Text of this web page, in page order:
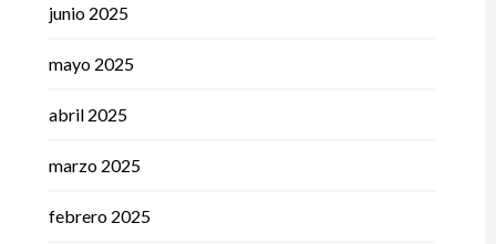
junio 2025
mayo 2025
abril 2025
marzo 2025
febrero 2025